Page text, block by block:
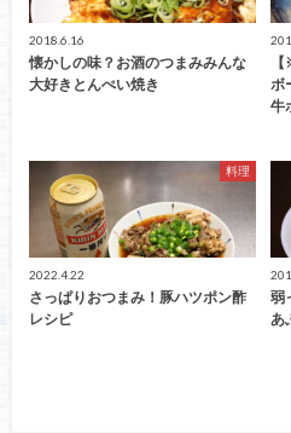
2018.6.16
懐かしの味？お酒のつまみみんな
大好きとんぺい焼き
ボ
牛
料理
2022.4.22
さっぱりおつまみ！豚ハツポン酢
レシピ
弱
あ